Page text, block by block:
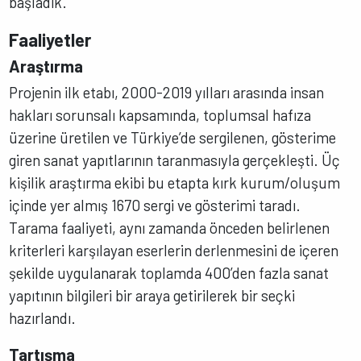
Faaliyetler
Araştırma
Projenin ilk etabı, 2000-2019 yılları arasında insan
hakları sorunsalı kapsamında, toplumsal hafıza
üzerine üretilen ve Türkiye’de sergilenen, gösterime
giren sanat yapıtlarının taranmasıyla gerçekleşti. Üç
kişilik araştırma ekibi bu etapta kırk kurum/oluşum
içinde yer almış 1670 sergi ve gösterimi taradı.
Tarama faaliyeti, aynı zamanda önceden belirlenen
kriterleri karşılayan eserlerin derlenmesini de içeren
şekilde uygulanarak toplamda 400’den fazla sanat
yapıtının bilgileri bir araya getirilerek bir seçki
hazırlandı.
Tartışma